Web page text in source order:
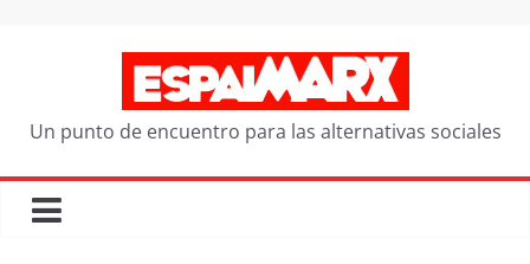
Un punto de encuentro para las alternativas sociales